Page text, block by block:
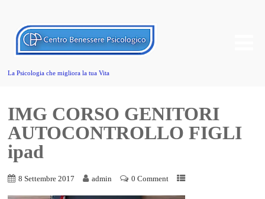
La Psicologia che migliora la tua Vita
IMG CORSO GENITORI
AUTOCONTROLLO FIGLI
ipad
8 Settembre 2017 admin 0 Comment